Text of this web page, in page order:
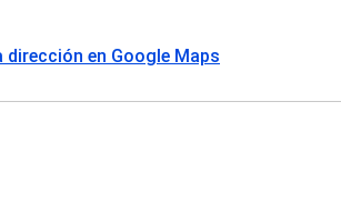
dirección en Google Maps